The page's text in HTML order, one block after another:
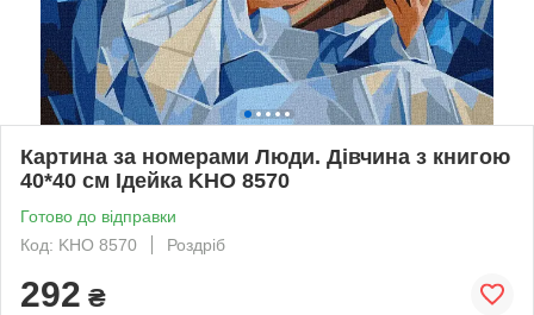
Картина за номерами Люди. Дівчина з книгою
40*40 см Ідейка KHO 8570
Готово до відправки
Код: KHO 8570
Роздріб
292 ₴